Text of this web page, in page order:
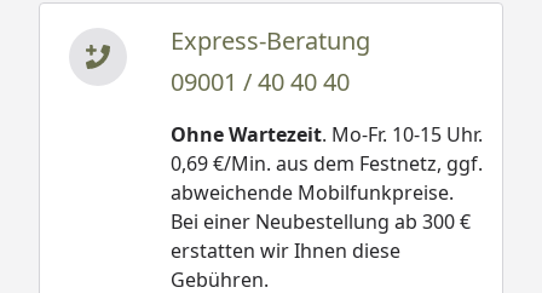
Express-Beratung
09001 / 40 40 40
Ohne Wartezeit. Mo-Fr. 10-15 Uhr.
0,69 €/Min. aus dem Festnetz, ggf.
abweichende Mobilfunkpreise.
Bei einer Neubestellung ab 300 €
erstatten wir Ihnen diese
Gebühren.